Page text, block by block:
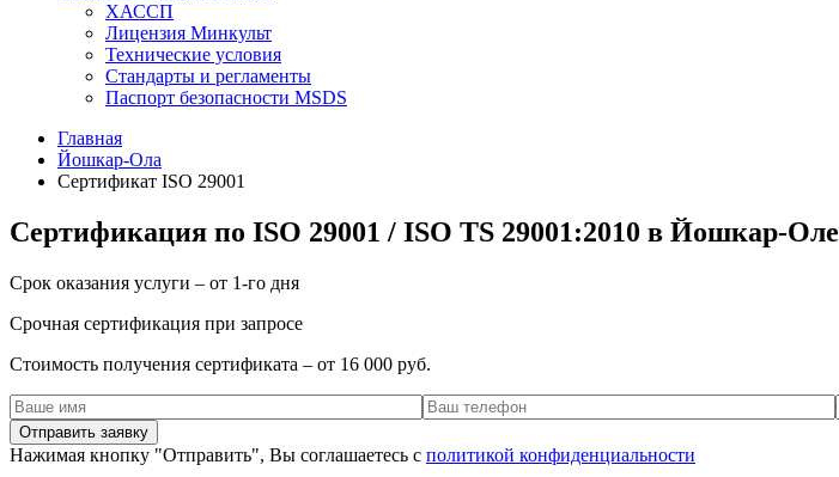
ХАССП
Лицензия Минкульт
Технические условия
Стандарты и регламенты
Паспорт безопасности MSDS
Главная
Йошкар-Ола
Сертификат ISO 29001
Сертификация по ISO 29001 / ISO TS 29001:2010 в Йошкар-Оле
Срок оказания услуги – от 1-го дня
Срочная сертификация при запросе
Стоимость получения сертификата – от 16 000 руб.
Нажимая кнопку "Отправить", Вы соглашаетесь с политикой конфиденциальности